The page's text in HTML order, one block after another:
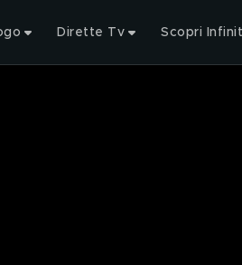
Dirette Tv Scopri